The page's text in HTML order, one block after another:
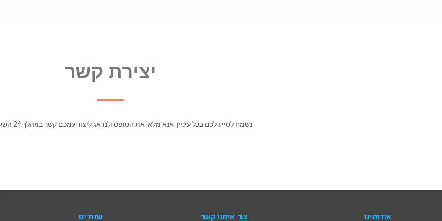
יצירת קשר
נשמח לסייע לכם בכל עיניין. אנא מלאו את הטופס ולנדאג ליצור עמכם קשר במהלך 24 השעות הבאות.
אודותינו צור איתנו קשר עמודים